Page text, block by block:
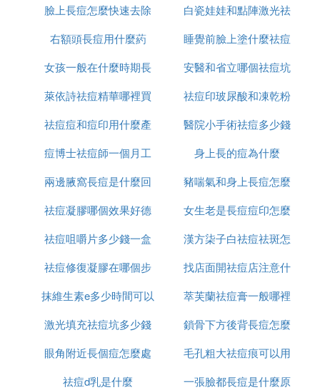
濕，輕輕揉搓發根部，10分鍾以後，用清水洗凈。這
樣做可以抑制頭皮屑過多生成，並可以最終根治。用
加入食醋的溫水洗發也有效果。
每次以中性洗發液洗發後，再用對入少量食醋的溫水
得柔軟光澤，烏黑亮麗。
白醋美容配方篇
巧妙的將白醋和其他材料來個精心搭配，就會有出其
不意的美容護膚效果。
爽膚水
材料：白醋、鳳凰甘油
配方1:皮膚粗黑者
白醋：甘油=2:1混合，常塗皮膚，一日2-3次，能使
治
少錢
臉上長痘怎麼快速去除
白瓷娃娃和點陣激光祛
痘印哪個好
右額頭長痘用什麼葯
睡覺前臉上塗什麼祛痘
印
女孩一般在什麼時期長
痘
安醫和省立哪個祛痘坑
痘印好
萊依詩祛痘精華哪裡買
祛痘印玻尿酸和凍乾粉
哪個好
祛痘痘和痘印用什麼產
品
醫院小手術祛痘多少錢
一次
痘博士祛痘師一個月工
資多少
身上長的痘為什麼
兩邊腋窩長痘是什麼回
事
豬喘氣和身上長痘怎麼
治療
祛痘凝膠哪個效果好德
國
女生老是長痘痘印怎麼
辦
祛痘咀嚼片多少錢一盒
漢方柒子白祛痘祛斑怎
麼樣
祛痘修復凝膠在哪個步
驟使用
找店面開祛痘店注意什
麼
抹維生素e多少時間可以
祛痘坑
萃芙蘭祛痘膏一般哪裡
有賣
激光填充祛痘坑多少錢
鎖骨下方後背長痘怎麼
消除
眼角附近長個痘怎麼處
理
毛孔粗大祛痘痕可以用
什麼
祛痘d乳是什麼
一張臉都長痘是什麼原